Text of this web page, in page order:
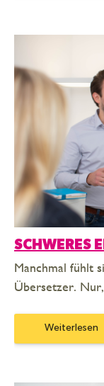
SCHWERES
Manchmal fühlt
Übersetzer.
Weiterlesen